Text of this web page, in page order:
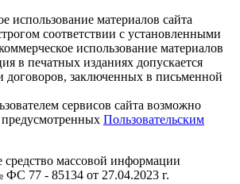
материалов сайта
соответствии с установленными
использование материалов
в печатных изданиях допускается
договоров, заключенных в письменной
сервисов сайта возможно
предусмотренных Пользовательским
средство массовой информации
77 - 85134 от 27.04.2023 г.